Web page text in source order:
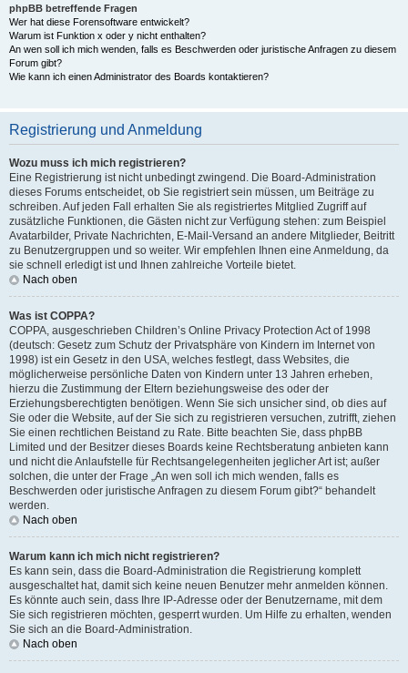
phpBB betreffende Fragen
Wer hat diese Forensoftware entwickelt?
Warum ist Funktion x oder y nicht enthalten?
An wen soll ich mich wenden, falls es Beschwerden oder juristische Anfragen zu diesem
Forum gibt?
Wie kann ich einen Administrator des Boards kontaktieren?
Registrierung und Anmeldung
Wozu muss ich mich registrieren?
Eine Registrierung ist nicht unbedingt zwingend. Die Board-Administration
dieses Forums entscheidet, ob Sie registriert sein müssen, um Beiträge zu
schreiben. Auf jeden Fall erhalten Sie als registriertes Mitglied Zugriff auf
zusätzliche Funktionen, die Gästen nicht zur Verfügung stehen: zum Beispiel
Avatarbilder, Private Nachrichten, E-Mail-Versand an andere Mitglieder, Beitritt
zu Benutzergruppen und so weiter. Wir empfehlen Ihnen eine Anmeldung, da
sie schnell erledigt ist und Ihnen zahlreiche Vorteile bietet.
Nach oben
Was ist COPPA?
COPPA, ausgeschrieben Children’s Online Privacy Protection Act of 1998
(deutsch: Gesetz zum Schutz der Privatsphäre von Kindern im Internet von
1998) ist ein Gesetz in den USA, welches festlegt, dass Websites, die
möglicherweise persönliche Daten von Kindern unter 13 Jahren erheben,
hierzu die Zustimmung der Eltern beziehungsweise des oder der
Erziehungsberechtigten benötigen. Wenn Sie sich unsicher sind, ob dies auf
Sie oder die Website, auf der Sie sich zu registrieren versuchen, zutrifft, ziehen
Sie einen rechtlichen Beistand zu Rate. Bitte beachten Sie, dass phpBB
Limited und der Besitzer dieses Boards keine Rechtsberatung anbieten kann
und nicht die Anlaufstelle für Rechtsangelegenheiten jeglicher Art ist; außer
solchen, die unter der Frage „An wen soll ich mich wenden, falls es
Beschwerden oder juristische Anfragen zu diesem Forum gibt?“ behandelt
werden.
Nach oben
Warum kann ich mich nicht registrieren?
Es kann sein, dass die Board-Administration die Registrierung komplett
ausgeschaltet hat, damit sich keine neuen Benutzer mehr anmelden können.
Es könnte auch sein, dass Ihre IP-Adresse oder der Benutzername, mit dem
Sie sich registrieren möchten, gesperrt wurden. Um Hilfe zu erhalten, wenden
Sie sich an die Board-Administration.
Nach oben